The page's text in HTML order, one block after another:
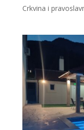
Crkvina i